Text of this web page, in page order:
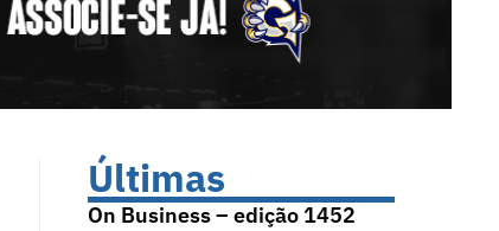
Últimas
On Business – edição 1452